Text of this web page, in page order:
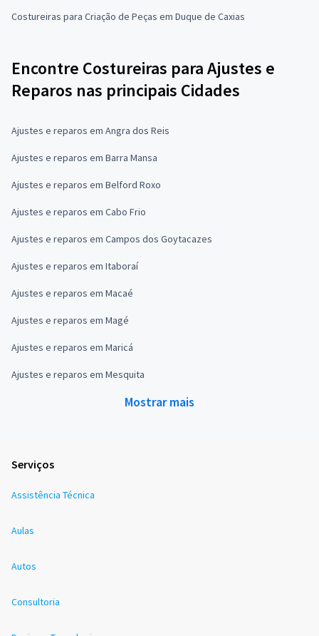
Costureiras para Criação de Peças em Duque de Caxias
Encontre Costureiras para Ajustes e
Reparos nas principais Cidades
Ajustes e reparos em Angra dos Reis
Ajustes e reparos em Barra Mansa
Ajustes e reparos em Belford Roxo
Ajustes e reparos em Cabo Frio
Ajustes e reparos em Campos dos Goytacazes
Ajustes e reparos em Itaboraí
Ajustes e reparos em Macaé
Ajustes e reparos em Magé
Ajustes e reparos em Maricá
Ajustes e reparos em Mesquita
Mostrar mais
Serviços
Assistência Técnica
Aulas
Autos
Consultoria